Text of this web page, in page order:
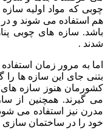
چوبی که مواد اولیه
هم استفاده می شوند و
باشد. سازه های چوبی
شدند .
اما به مرور زمان
بتنی جای این سازه ها را
کشورمان هنوز سازه های
می گیرند. همچنین از
مدرن نیز استفاده می
خود را در ساختمان سازی